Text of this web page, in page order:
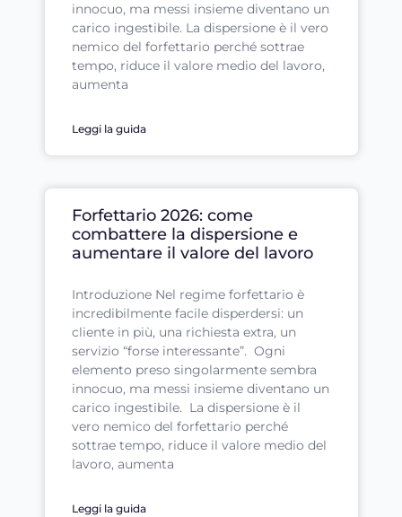
innocuo, ma messi insieme diventano un
carico ingestibile. La dispersione è il vero
nemico del forfettario perché sottrae
tempo, riduce il valore medio del lavoro,
aumenta
Leggi la guida
Forfettario 2026: come
combattere la dispersione e
aumentare il valore del lavoro
Introduzione Nel regime forfettario è
incredibilmente facile disperdersi: un
cliente in più, una richiesta extra, un
servizio “forse interessante”. Ogni
elemento preso singolarmente sembra
innocuo, ma messi insieme diventano un
carico ingestibile. La dispersione è il
vero nemico del forfettario perché
sottrae tempo, riduce il valore medio del
lavoro, aumenta
Leggi la guida